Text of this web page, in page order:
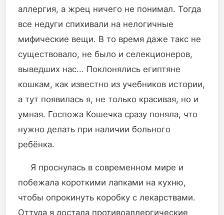
аллергия, а жрец ничего не понимал. Тогда
все недуги спихивали на нелогичные
мифические вещи. В то время даже такс не
существовало, не было и селекционеров,
выведших нас... Поклонялись египтяне
кошкам, как известно из учебников истории,
а тут появилась я, не только красивая, но и
умная. Госпожа Кошечка сразу поняла, что
нужно делать при наличии больного
ребёнка.
Я проснулась в современном мире и
побежала короткими лапками на кухню,
чтобы опрокинуть коробку с лекарствами.
Оттуда я достала противоаллергические